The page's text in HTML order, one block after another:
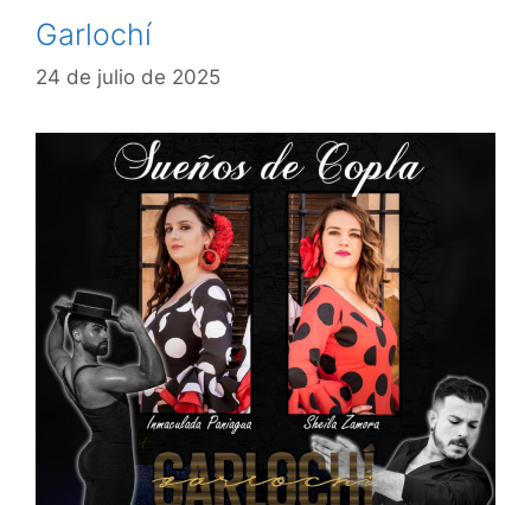
Garlochí
24 de julio de 2025